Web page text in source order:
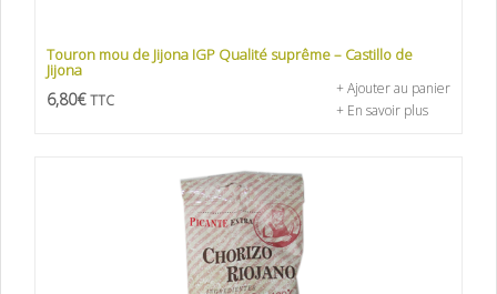
Touron mou de Jijona IGP Qualité suprême – Castillo de
Jijona
6,80€ TTC
+ Ajouter au panier
+ En savoir plus